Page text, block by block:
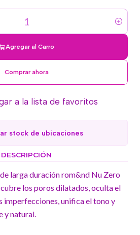
Agregar al Carro
Comprar ahora
a la lista de favoritos
stock de ubicaciones
DESCRIPCIÓN
larga duración rom&nd Nu Zero
los poros dilatados, oculta el
imperfecciones, unifica el tono y
y natural.